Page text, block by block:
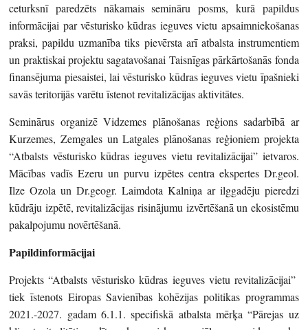
ceturksnī paredzēts nākamais semināru posms, kurā papildus
informācijai par vēsturisko kūdras ieguves vietu apsaimniekošanas
praksi, papildu uzmanība tiks pievērsta arī atbalsta instrumentiem
un praktiskai projektu sagatavošanai Taisnīgas pārkārtošanās fonda
finansējuma piesaistei, lai vēsturisko kūdras ieguves vietu īpašnieki
savās teritorijās varētu īstenot revitalizācijas aktivitātes.
Seminārus organizē Vidzemes plānošanas reģions sadarbībā ar
Kurzemes, Zemgales un Latgales plānošanas reģioniem projekta
“Atbalsts vēsturisko kūdras ieguves vietu revitalizācijai” ietvaros.
Mācības vadīs Ezeru un purvu izpētes centra ekspertes Dr.geol.
Ilze Ozola un Dr.geogr. Laimdota Kalniņa ar ilggadēju pieredzi
kūdrāju izpētē, revitalizācijas risinājumu izvērtēšanā un ekosistēmu
pakalpojumu novērtēšanā.
Papildinformācijai
Projekts “Atbalsts vēsturisko kūdras ieguves vietu revitalizācijai”
tiek īstenots Eiropas Savienības kohēzijas politikas programmas
2021.-2027. gadam 6.1.1. specifiskā atbalsta mērķa “Pārejas uz